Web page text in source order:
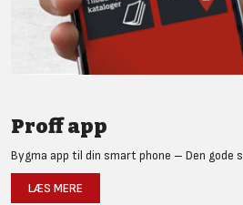
Proff app
Bygma app til din smart phone – Den gode
LÆS MERE